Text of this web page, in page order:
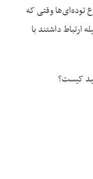
توده‌ای‌ها وقتی که
ارتباط داشتند با
کیست؟